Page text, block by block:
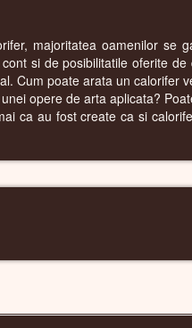
majoritatea oamenilor se
si de posibilitatile oferite
Cum poate arata un calorifer
opere de arta aplicata?
ca au fost create ca si